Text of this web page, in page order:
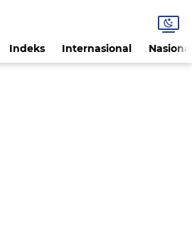
Indeks Internasional